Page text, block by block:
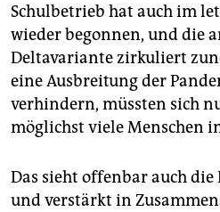
Schulbetrieb hat auch im
wieder begonnen, und die
Deltavariante zirkuliert
eine Ausbreitung der
verhindern, müssten sich
möglichst viele Menschen
Das sieht offenbar auch die
und verstärkt in